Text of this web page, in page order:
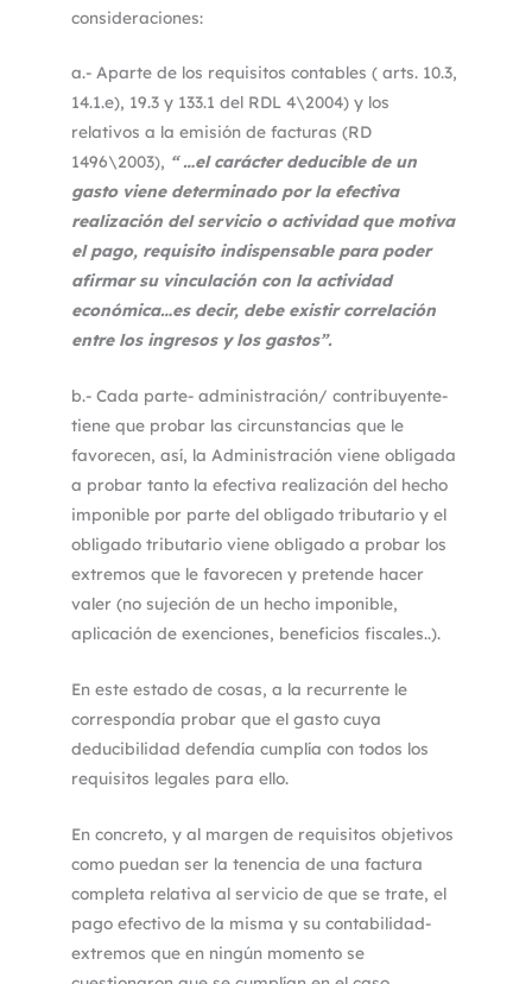
consideraciones:
a.- Aparte de los requisitos contables ( arts. 10.3,
14.1.e), 19.3 y 133.1 del RDL 4\2004) y los
relativos a la emisión de facturas (RD
1496\2003), “ …el carácter deducible de un
gasto viene determinado por la efectiva
realización del servicio o actividad que motiva
el pago, requisito indispensable para poder
afirmar su vinculación con la actividad
económica…es decir, debe existir correlación
entre los ingresos y los gastos”.
b.- Cada parte- administración/ contribuyente-
tiene que probar las circunstancias que le
favorecen, así, la Administración viene obligada
a probar tanto la efectiva realización del hecho
imponible por parte del obligado tributario y el
obligado tributario viene obligado a probar los
extremos que le favorecen y pretende hacer
valer (no sujeción de un hecho imponible,
aplicación de exenciones, beneficios fiscales..).
En este estado de cosas, a la recurrente le
correspondía probar que el gasto cuya
deducibilidad defendía cumplía con todos los
requisitos legales para ello.
En concreto, y al margen de requisitos objetivos
como puedan ser la tenencia de una factura
completa relativa al servicio de que se trate, el
pago efectivo de la misma y su contabilidad-
extremos que en ningún momento se